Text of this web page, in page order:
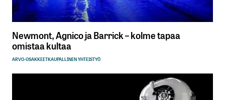
Newmont, Agnico ja Barrick – kolme tapaa
omistaa kultaa
ARVO-OSAKKEETKAUPALLINEN YHTEISTYÖ